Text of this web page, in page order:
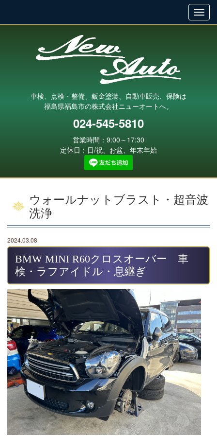
車検、点検・整備、鈑金塗装、自動車販売、保険は
福島県福島市の株式会社ニューオートへ。
024-545-5810
営業時間：9:00～17:30
定休日：日/祝、お盆、年末年始
ウォールナットブラスト・超音波
洗浄
2024.03.08
BMW MINI R60クロスオーバー 車
検・ラフアイドル・息継ぎ